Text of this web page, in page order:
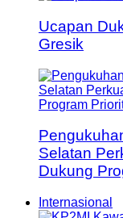
Ucapan
Gresik
Selatan
Dukung
Internasional